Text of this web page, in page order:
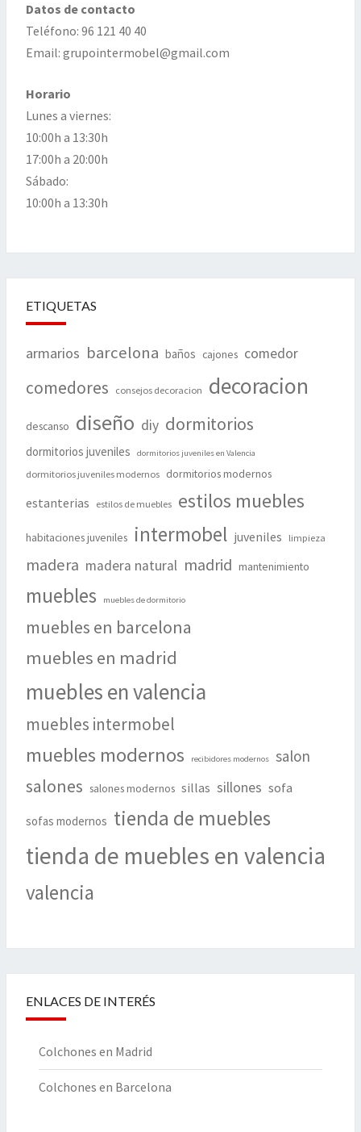
Datos de contacto
Teléfono: 96 121 40 40
Email: grupointermobel@gmail.com
Horario
Lunes a viernes:
10:00h a 13:30h
17:00h a 20:00h
Sábado:
10:00h a 13:30h
ETIQUETAS
armarios barcelona baños cajones comedor
comedores consejos decoracion decoracion
descanso diseño diy dormitorios
dormitorios juveniles dormitorios juveniles en Valencia
dormitorios juveniles modernos dormitorios modernos
estanterias estilos de muebles estilos muebles
habitaciones juveniles intermobel juveniles limpieza
madera madera natural madrid mantenimiento
muebles muebles de dormitorio
muebles en barcelona
muebles en madrid
muebles en valencia
muebles intermobel
muebles modernos recibidores modernos salon
salones salones modernos sillas sillones sofa
sofas modernos tienda de muebles
tienda de muebles en valencia
valencia
ENLACES DE INTERÉS
Colchones en Madrid
Colchones en Barcelona